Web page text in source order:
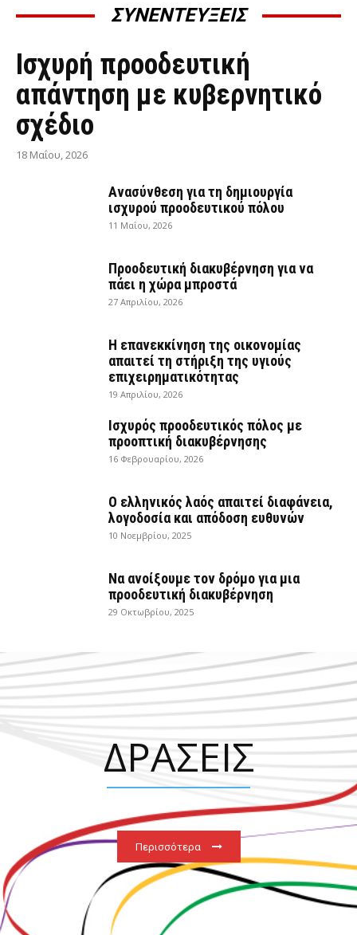
ΣΥΝΕΝΤΕΥΞΕΙΣ
ΣΥΝΕΝΤΕΎΞΕΙΣ
Ισχυρή προοδευτική
απάντηση με κυβερνητικό
σχέδιο
18 Μαΐου, 2026
Ανασύνθεση για τη δημιουργία
ισχυρού προοδευτικού πόλου
11 Μαΐου, 2026
Προοδευτική διακυβέρνηση για να
πάει η χώρα μπροστά
27 Απριλίου, 2026
Η επανεκκίνηση της οικονομίας
απαιτεί τη στήριξη της υγιούς
επιχειρηματικότητας
19 Απριλίου, 2026
Ισχυρός προοδευτικός πόλος με
προοπτική διακυβέρνησης
16 Φεβρουαρίου, 2026
Ο ελληνικός λαός απαιτεί διαφάνεια,
λογοδοσία και απόδοση ευθυνών
10 Νοεμβρίου, 2025
Να ανοίξουμε τον δρόμο για μια
προοδευτική διακυβέρνηση
29 Οκτωβρίου, 2025
ΔΡΑΣΕΙΣ
Περισσότερα